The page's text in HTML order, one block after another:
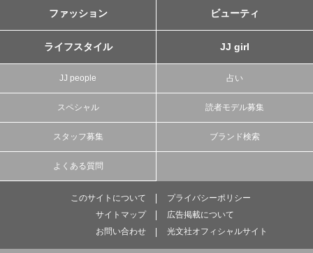
ファッション ビューティ
ライフスタイル JJ girl
JJ people 占い
スペシャル 読者モデル募集
スタッフ募集 ブランド検索
よくある質問
このサイトについて
プライバシーポリシー
サイトマップ
広告掲載について
お問い合わせ
光文社オフィシャルサイト